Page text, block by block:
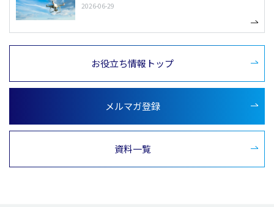
2026-06-29
お役立ち情報トップ
メルマガ登録
資料一覧